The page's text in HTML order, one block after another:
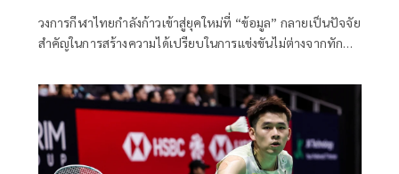
วงการกีฬาไทยกำลังก้าวเข้าสู่ยุคใหม่ที่ “ข้อมูล” กลายเป็นปัจจัย
สำคัญในการสร้างความได้เปรียบในการแข่งขันไม่ต่างจากทักษะ
มิถุนายน 2569 ที่ผ่านมา คณะวิทยาศาสตร์การกีฬา
มหาวิทยาลัยเกษมบัณฑิต ได้ลงนามบันทึกข้อตกลงความร่วมมือ
ทางวิชาการ (MOU) กับสมาคมกีฬาแบดมินตันแห่ง
ประเทศไทย ในพระบรมราชูปถัมภ์ เพื่อร่วมกันพัฒนางานวิจัย
การเรียนการสอน และนวัตกรรมด้านวิทยาศาสตร์การกีฬาและ